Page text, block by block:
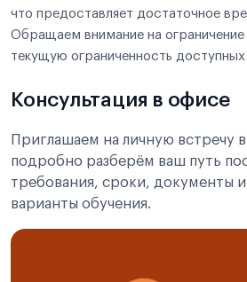
что предоставляет достаточное
Обращаем внимание на ограничение
текущую ограниченность
Консультация в офисе
Приглашаем на личную встречу
подробно разберём ваш путь
требования, сроки, документы
варианты обучения.